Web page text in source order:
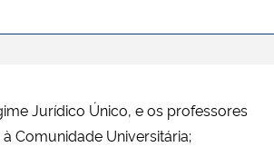
Jurídico Único, e os professores
Comunidade Universitária;